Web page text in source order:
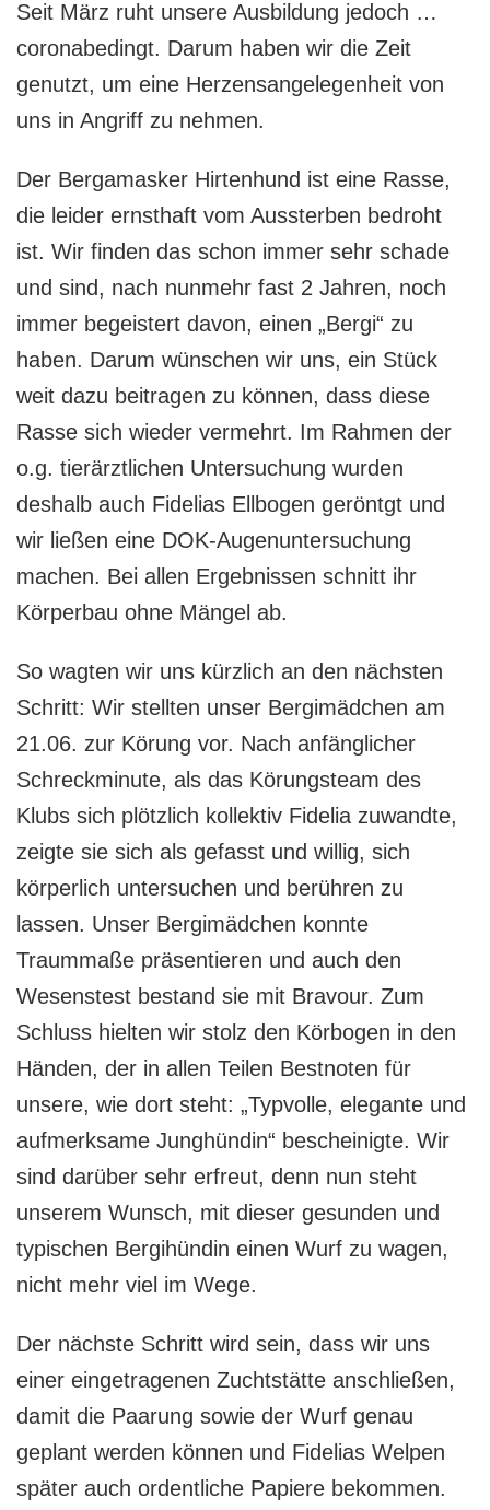
Seit März ruht unsere Ausbildung jedoch …
coronabedingt. Darum haben wir die Zeit
genutzt, um eine Herzensangelegenheit von
uns in Angriff zu nehmen.
Der Bergamasker Hirtenhund ist eine Rasse,
die leider ernsthaft vom Aussterben bedroht
ist. Wir finden das schon immer sehr schade
und sind, nach nunmehr fast 2 Jahren, noch
immer begeistert davon, einen „Bergi“ zu
haben. Darum wünschen wir uns, ein Stück
weit dazu beitragen zu können, dass diese
Rasse sich wieder vermehrt. Im Rahmen der
o.g. tierärztlichen Untersuchung wurden
deshalb auch Fidelias Ellbogen geröntgt und
wir ließen eine DOK-Augenuntersuchung
machen. Bei allen Ergebnissen schnitt ihr
Körperbau ohne Mängel ab.
So wagten wir uns kürzlich an den nächsten
Schritt: Wir stellten unser Bergimädchen am
21.06. zur Körung vor. Nach anfänglicher
Schreckminute, als das Körungsteam des
Klubs sich plötzlich kollektiv Fidelia zuwandte,
zeigte sie sich als gefasst und willig, sich
körperlich untersuchen und berühren zu
lassen. Unser Bergimädchen konnte
Traummaße präsentieren und auch den
Wesenstest bestand sie mit Bravour. Zum
Schluss hielten wir stolz den Körbogen in den
Händen, der in allen Teilen Bestnoten für
unsere, wie dort steht: „Typvolle, elegante und
aufmerksame Junghündin“ bescheinigte. Wir
sind darüber sehr erfreut, denn nun steht
unserem Wunsch, mit dieser gesunden und
typischen Bergihündin einen Wurf zu wagen,
nicht mehr viel im Wege.
Der nächste Schritt wird sein, dass wir uns
einer eingetragenen Zuchtstätte anschließen,
damit die Paarung sowie der Wurf genau
geplant werden können und Fidelias Welpen
später auch ordentliche Papiere bekommen.